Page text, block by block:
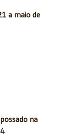
a maio de
na